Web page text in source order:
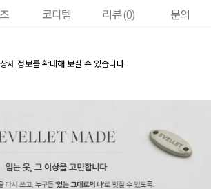
코디템 리뷰 (0) 문의
상세 정보를 확대해 보실 수 있습니다.